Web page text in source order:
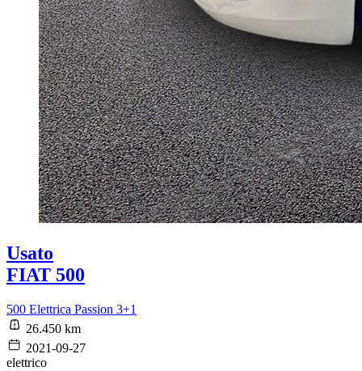
Usato
FIAT 500
500 Elettrica Passion 3+1
26.450 km
2021-09-27
elettrico